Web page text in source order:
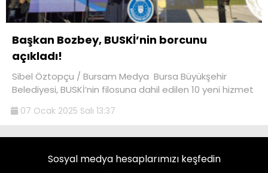
Başkan Bozbey, BUSKİ’nin borcunu
açıkladı!
Sibel Öztopçu / Bursam Medya Bursa Büyükşehir
Belediyesi, BUSKİ’nin filosuna dahil edilen 10 yeni hizmet
07 Ocak 2025 Salı 13:37
Sosyal medya hesaplarımızı keşfedin